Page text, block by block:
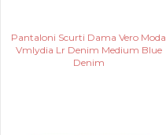
Pantaloni Scurti Dama Vero Moda
Vmlydia Lr Denim Medium Blue
Denim